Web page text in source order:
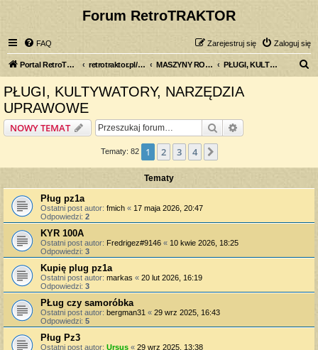
Forum RetroTRAKTOR
FAQ Zaloguj się
Zarejestruj się
Portal RetroTRAKTOR.pl retrotraktor.pl/forum MASZYNY ROLNICZE PŁUGI, KULTYWATORY, NARZĘDZIA UPRAWOWE
PŁUGI, KULTYWATORY, NARZĘDZIA
UPRAWOWE
NOWY TEMAT Szukaj
Tematy: 82 1 2 3 4
Tematy
Pług pz1a
Ostatni post autor: fmich « 17 maja 2026, 20:47
Odpowiedzi: 2
KYR 100A
Ostatni post autor: Fredrigez#9146 « 10 kwie 2026, 18:25
Odpowiedzi: 3
Kupię plug pz1a
Ostatni post autor: markas « 20 lut 2026, 16:19
Odpowiedzi: 3
PŁug czy samoróbka
Ostatni post autor: bergman31 « 29 wrz 2025, 16:43
Odpowiedzi: 5
Pług Pz3
Ostatni post autor: Ursus « 29 wrz 2025, 13:38